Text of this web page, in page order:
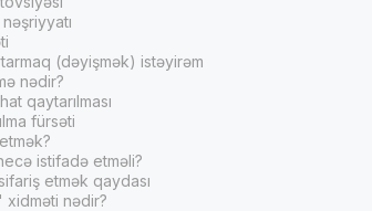
(dəyişmək) istəyirəm
nədir?
qaytarılması
fürsəti
istifadə etməli?
etmək qaydası
nədir?